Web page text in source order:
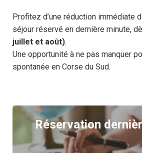
Profitez d’une réduction immédiate
séjour réservé en dernière minute,
juillet et août).
Une opportunité à ne pas manquer
spontanée en Corse du Sud.
Réservation